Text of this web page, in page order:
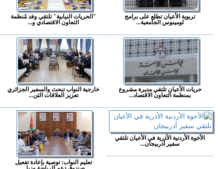
تربوية الأعيان تطلع على برامج
لومينوس الجامعية...
"الحريات النيابية" تلتقي وفد مُنظمة
التعاون الاقتصادي و...
حريات الأعيان تلتقي مديرة مشروع
بمنظمة التعاون الاقتصاد...
خارجية النواب تبحث والسفير الجزائري
تعزيز العلاقات الثن...
الأخوة الأردنية الأذرية في الأعيان تلتقي
سفير أذربيجان...
تعليم النواب: توصية بإعادة تفعيل